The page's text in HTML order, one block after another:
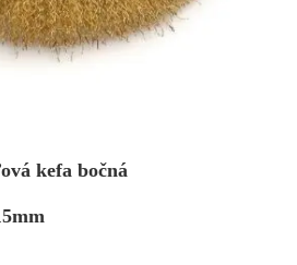
kefa bočná